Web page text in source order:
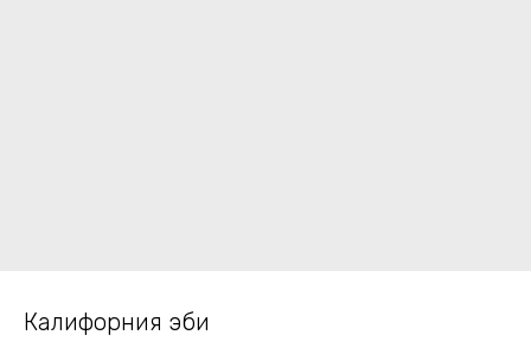
Калифорния эби